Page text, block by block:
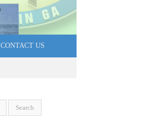
CONTACT US